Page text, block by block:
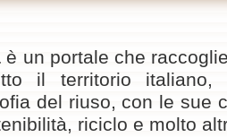
è un portale che
il territorio italiano,
del riuso, con le sue
riciclo e molto